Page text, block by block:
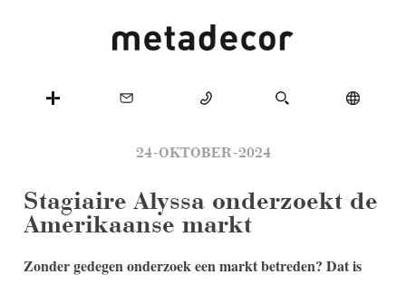
24-OKTOBER-2024
Stagiaire Alyssa onderzoekt de
Amerikaanse markt
Zonder gedegen onderzoek een markt betreden? Dat is